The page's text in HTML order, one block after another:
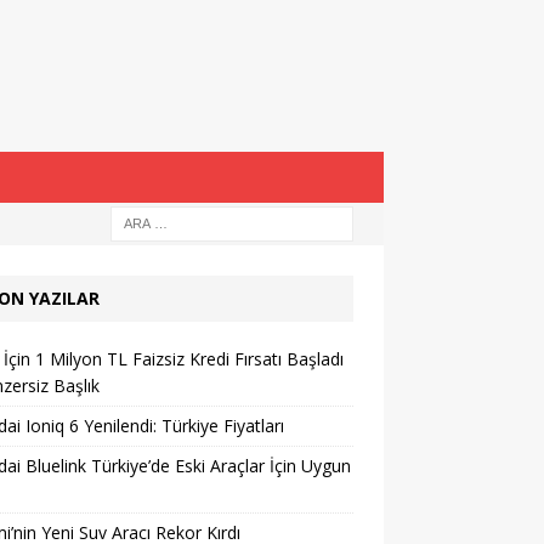
YAZILAR
1 Milyon TL Faizsiz Kredi Fırsatı Başladı
Başlık
Ioniq 6 Yenilendi: Türkiye Fiyatları
Bluelink Türkiye’de Eski Araçlar İçin Uygun
Yeni Suv Aracı Rekor Kırdı